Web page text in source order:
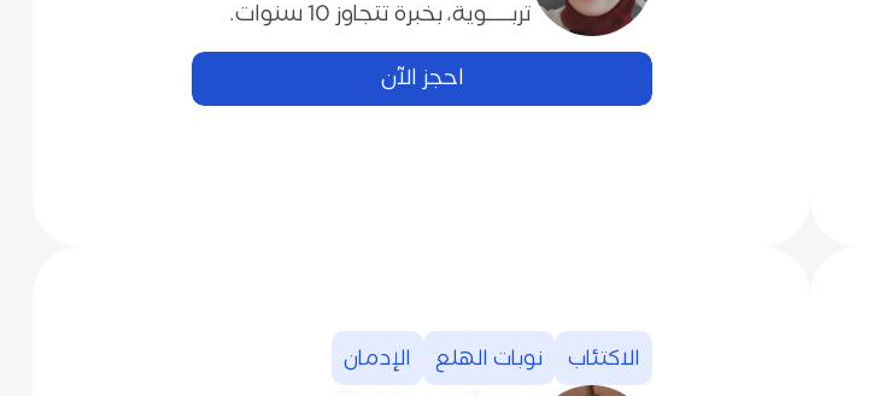
‬تربـــــوية،‭ ‬بخبرة‭ ‬تتجاوز‭ ‬10‭ ‬سنوات‭.‬
احجز الآن
الاكتئاب نوبات‭ ‬الهلع الإدمان